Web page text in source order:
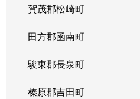
賀茂郡松崎町
田方郡函南町
駿東郡長泉町
榛原郡吉田町